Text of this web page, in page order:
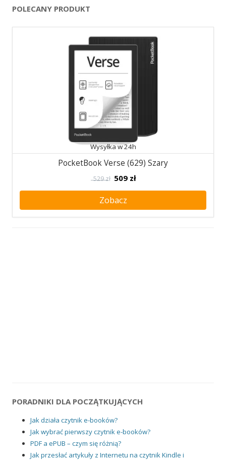
POLECANY PRODUKT
Wysyłka w 24h
PocketBook Verse (629) Szary
529 zł 509 zł
Zobacz
PORADNIKI DLA POCZĄTKUJĄCYCH
Jak działa czytnik e-booków?
Jak wybrać pierwszy czytnik e-booków?
PDF a ePUB – czym się różnią?
Jak przesłać artykuły z Internetu na czytnik Kindle i